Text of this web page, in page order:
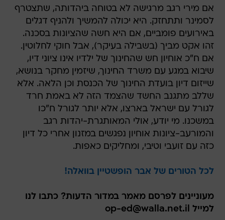
אם מירי רגב מרגישה לא בטוחה ביהדותה, שתצטרף
לסמינר ותתחזק. היא יכולה להמשיך ולהניף דגלים
באירועים פומביים, אם היא חשה שהציונות בסכנה.
זהו אקט מביך (בשבילה בעיקר), אבל חוקי לחלוטין.
אם ח"כ אוחיון חש שהחינוך של ילדיו אינו ציוני דיו,
שיבוא במגע עם משרד החינוך, שיזמין מחקר בנושא,
שייזום דיון בועדת החינוך של הכנסת וכן הלאה. אלא
שללב מתגנב החשד שהצמד הזה לא באמת חרד
לגורל עם ישראל בארצו, אלא יותר לגורל ח"כו
במשכנו. מי יודע, אולי המאותגרת-יהדות רגב
והמורעב-ציונות אוחיון נפגשים במזנון אחרי כל דיון
כזה עם זועבי וטיבי, ומחליקים כאפות.
לכל הטורים של אבר הופשטיין בוואלה!
מעוניינים לפרסם מאמר במדור הדעות? כתבו לנו
למייל op-ed@walla.net.il